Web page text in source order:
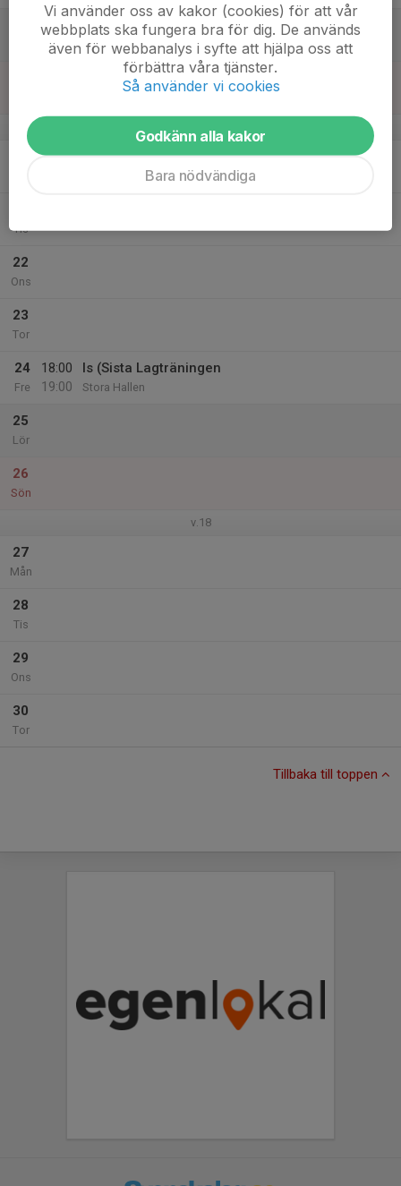
Tis
22
Ons
23
Tor
24
Fre
18:00
19:00
Is (Sista Lagträningen
Stora Hallen
25
Lör
26
Sön
v.18
27
Mån
28
Tis
29
Ons
30
Tor
Tillbaka till toppen
Vi använder oss av kakor (cookies) för att vår
webbplats ska fungera bra för dig. De används
även för webbanalys i syfte att hjälpa oss att
förbättra våra tjänster.
Så använder vi cookies
Godkänn alla kakor
Bara nödvändiga